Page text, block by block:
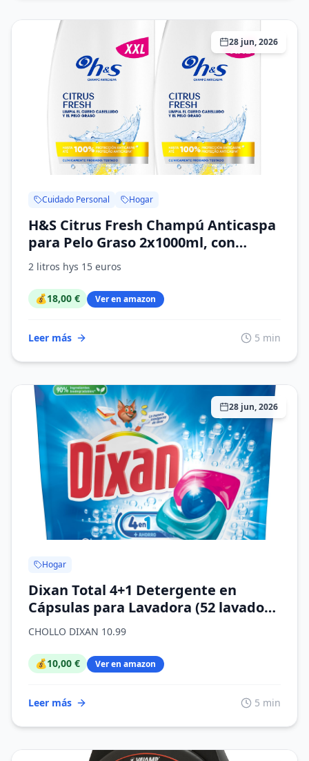
28 jun, 2026
Cuidado Personal Hogar
H&S Citrus Fresh Champú Anticaspa
para Pelo Graso 2x1000ml, con
Dispensador. Hasta 100% de
Protección Anticaspa, Clínicamente
Probado. Frescor y Limpieza con
Aroma a Cítricos, New Version
2 litros hys 15 euros
💰18,00 € Ver en amazon
Leer más 5 min
28 jun, 2026
Hogar
Dixan Total 4+1 Detergente en
Cápsulas para Lavadora (52 lavados),
jabón para ropa blanca y clara,
un detergente
CHOLLO DIXAN 10.99
💰10,00 € Ver en amazon
Leer más 5 min